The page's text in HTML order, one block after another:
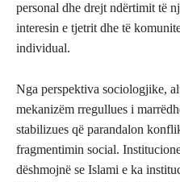
personal dhe drejt ndërtimit të
interesin e tjetrit dhe të
individual.
Nga perspektiva sociologjike,
mekanizëm rregullues i
stabilizues që parandalon
fragmentimin social.
dëshmojnë se Islami e ka